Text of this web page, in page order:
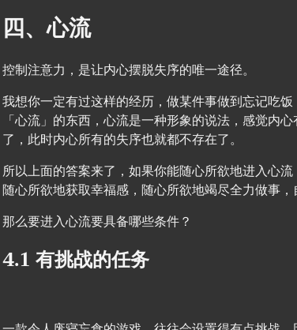
四、心流
控制注意力，是让内心摆脱失序的唯一途径。
我想你一定有过这样的经历，做某件事做到忘记吃
「心流」的东西，心流是一种形象的说法，感觉内
了，此时内心所有的失序也就都不存在了。
所以上面的答案来了，如果你能随心所欲地进入心
随心所欲地获取幸福感，随心所欲地竭尽全力做事
那么要进入心流要具备哪些条件？
4.1 有挑战的任务